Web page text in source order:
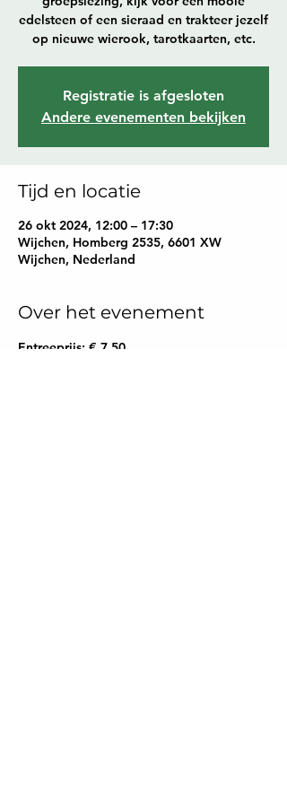
edelsteen of een sieraad en trakteer jezelf
op nieuwe wierook, tarotkaarten, etc.
Registratie is afgesloten
Andere evenementen bekijken
Tijd en locatie
26 okt 2024, 12:00 – 17:30
Wijchen, Homberg 2535, 6601 XW
Wijchen, Nederland
Over het evenement
Entreeprijs: € 7,50,